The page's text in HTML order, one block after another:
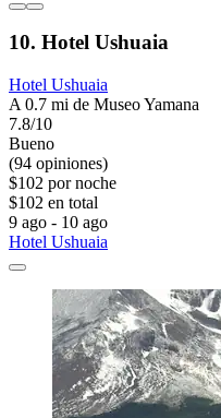
10. Hotel Ushuaia
Hotel Ushuaia
A 0.7 mi de Museo Yamana
7.8/10
Bueno
(94 opiniones)
$102 por noche
$102 en total
9 ago - 10 ago
Hotel Ushuaia